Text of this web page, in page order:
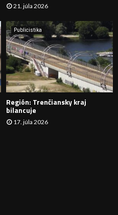
A
N
I
E
21. júla 2026
Publicistika
Región: Trenčiansky kraj
bilancuje
17. júla 2026